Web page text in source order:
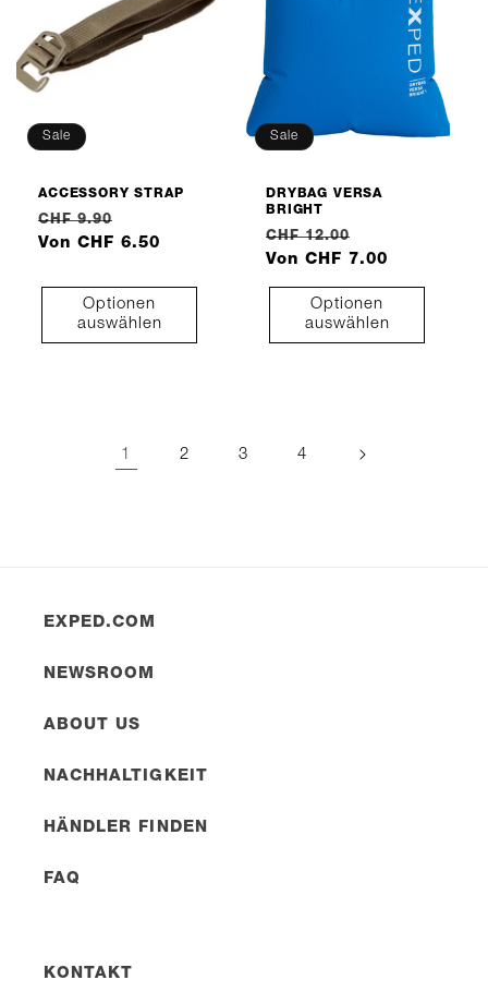
Sale
ACCESSORY STRAP
Normaler
Preis
CHF 9.90
Von CHF 6.50
Optionen
auswählen
Sale
DRYBAG VERSA
BRIGHT
Normaler
Preis
CHF 12.00
Von CHF 7.00
Optionen
auswählen
1 2 3 4
EXPED.COM
NEWSROOM
ABOUT US
NACHHALTIGKEIT
HÄNDLER FINDEN
FAQ
KONTAKT